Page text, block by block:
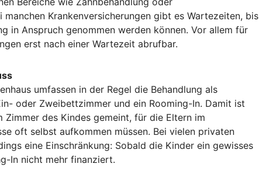
manchen Krankenversicherungen gibt es Wartezeiten, bis
in Anspruch genommen werden können. Vor allem für
erst nach einer Wartezeit abrufbar.
umfassen in der Regel die Behandlung als
oder Zweibettzimmer und ein Rooming-In. Damit ist
des Kindes gemeint, für die Eltern im
oft selbst aufkommen müssen. Bei vielen privaten
eine Einschränkung: Sobald die Kinder ein gewisses
In nicht mehr finanziert.